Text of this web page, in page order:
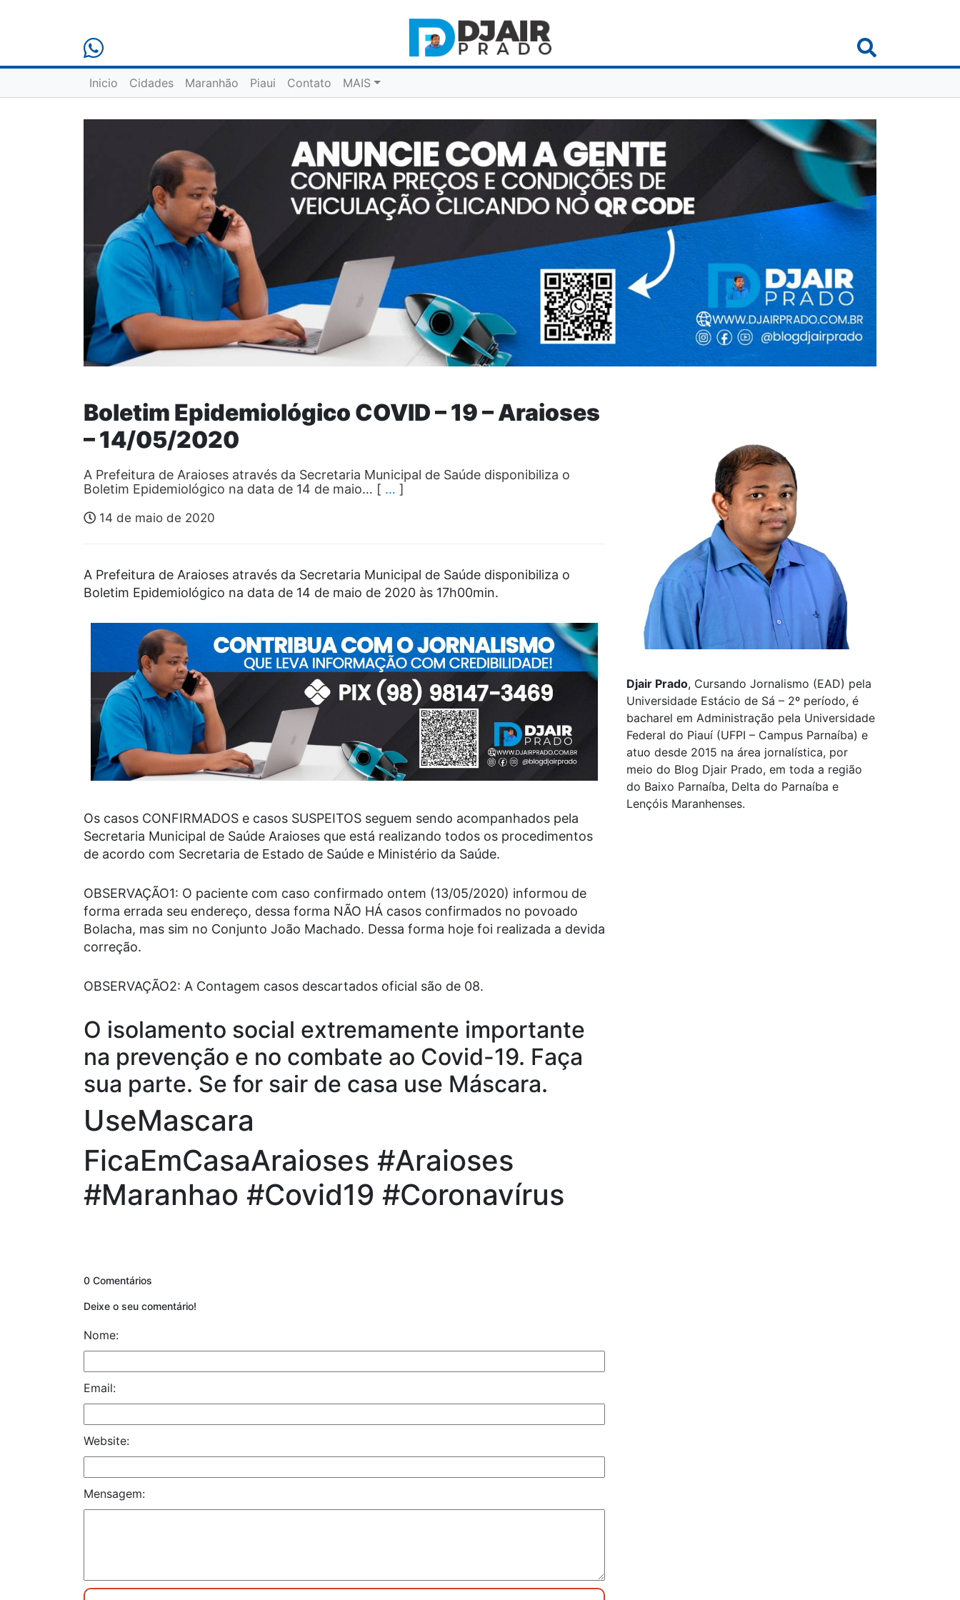
Inicio Cidades Maranhão Piaui Contato MAIS
Boletim Epidemiológico COVID – 19 – Araioses
– 14/05/2020
A Prefeitura de Araioses através da Secretaria Municipal de Saúde disponibiliza o
Boletim Epidemiológico na data de 14 de maio… [ … ]
14 de maio de 2020
A Prefeitura de Araioses através da Secretaria Municipal de Saúde disponibiliza o
Boletim Epidemiológico na data de 14 de maio de 2020 às 17h00min.
Os casos CONFIRMADOS e casos SUSPEITOS seguem sendo acompanhados pela
Secretaria Municipal de Saúde Araioses que está realizando todos os procedimentos
de acordo com Secretaria de Estado de Saúde e Ministério da Saúde.
OBSERVAÇÃO1: O paciente com caso confirmado ontem (13/05/2020) informou de
forma errada seu endereço, dessa forma NÃO HÁ casos confirmados no povoado
Bolacha, mas sim no Conjunto João Machado. Dessa forma hoje foi realizada a devida
correção.
OBSERVAÇÃO2: A Contagem casos descartados oficial são de 08.
O isolamento social extremamente importante
na prevenção e no combate ao Covid-19. Faça
sua parte. Se for sair de casa use Máscara.
UseMascara
FicaEmCasaAraioses #Araioses
#Maranhao #Covid19 #Coronavírus
0 Comentários
Deixe o seu comentário!
Nome:
Email:
Website:
Mensagem:
Djair Prado, Cursando Jornalismo (EAD) pela
Universidade Estácio de Sá – 2º período, é
bacharel em Administração pela Universidade
Federal do Piauí (UFPI – Campus Parnaíba) e
atuo desde 2015 na área jornalística, por
meio do Blog Djair Prado, em toda a região
do Baixo Parnaíba, Delta do Parnaíba e
Lençóis Maranhenses.